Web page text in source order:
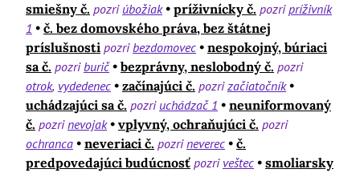
smiešny č. pozri úbožiak príživnícky č. pozripríživník
1
č. bez domovského práva, bez štátnej
príslušnosti pozribezdomovec
nespokojný, búriaci
sa č. pozriburič bezprávny, neslobodný č. pozri
otrok vydedenec začínajúci č. pozrizačiatočník
uchádzajúci sa č. pozri uchádzač 1
neuniformovaný
č. pozrinevojak vplyvný, ochraňujúci č. pozri
ochranca
neveriaci č. pozrineverec
č.
predpovedajúci budúcnosť pozri veštec
smoliarsky